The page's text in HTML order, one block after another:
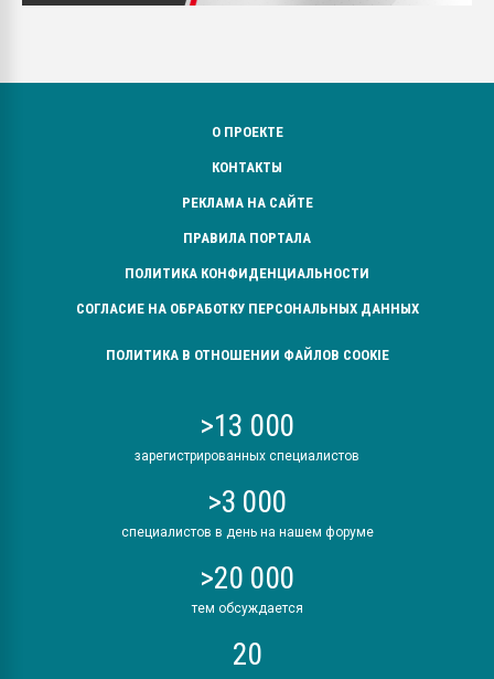
О ПРОЕКТЕ
КОНТАКТЫ
РЕКЛАМА НА САЙТЕ
ПРАВИЛА ПОРТАЛА
ПОЛИТИКА КОНФИДЕНЦИАЛЬНОСТИ
СОГЛАСИЕ НА ОБРАБОТКУ ПЕРСОНАЛЬНЫХ ДАННЫХ
ПОЛИТИКА В ОТНОШЕНИИ ФАЙЛОВ COOKIE
>13 000
зарегистрированных специалистов
>3 000
специалистов в день на нашем форуме
>20 000
тем обсуждается
20